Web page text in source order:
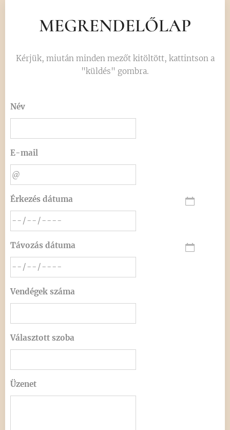
MEGRENDELŐLAP
Kérjük, miután minden mezőt kitöltött, kattintson a
"küldés" gombra.
Név
E-mail
Érkezés dátuma
Távozás dátuma
Vendégek száma
Választott szoba
Üzenet